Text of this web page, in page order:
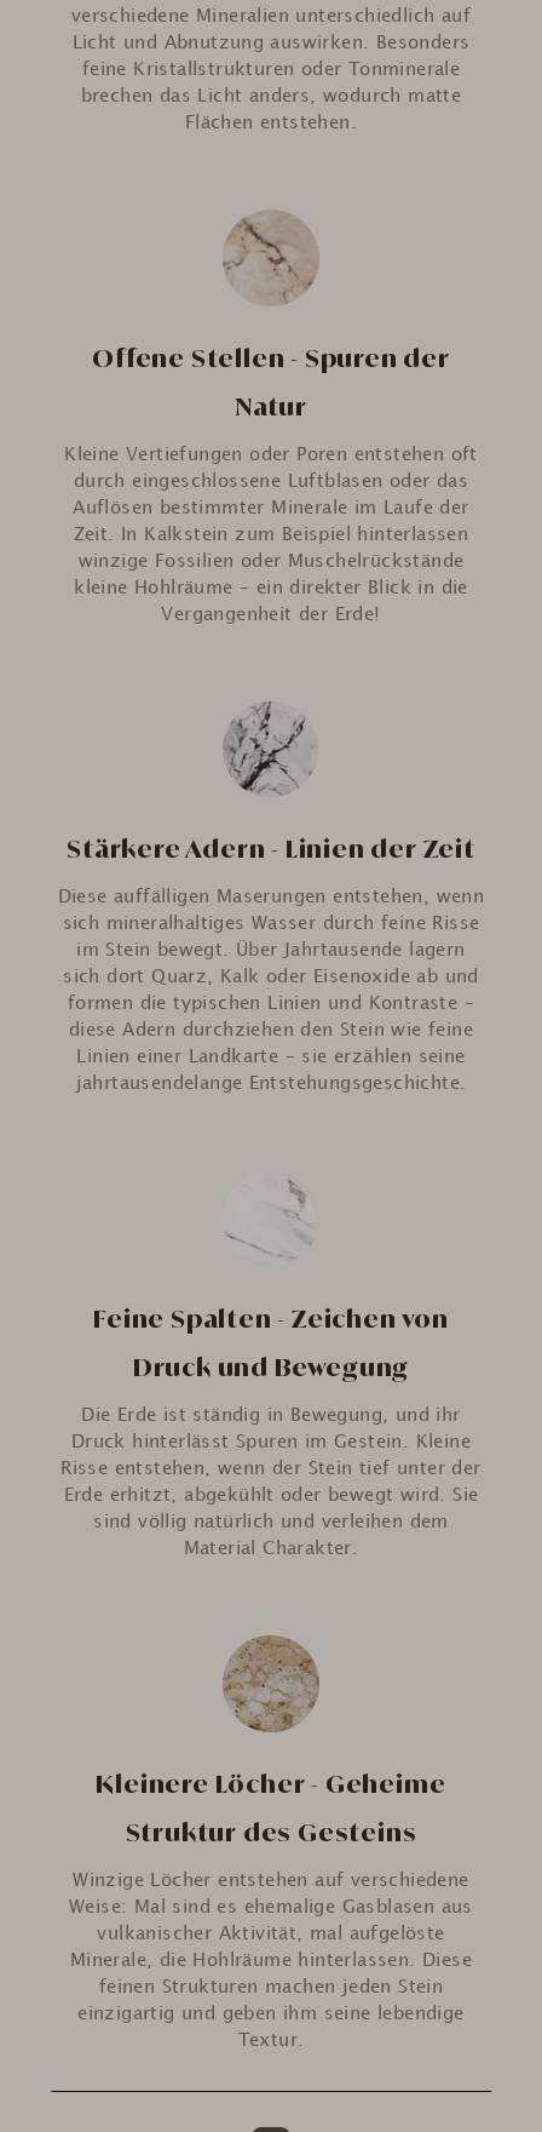
verschiedene Mineralien unterschiedlich auf
Licht und Abnutzung auswirken. Besonders
feine Kristallstrukturen oder Tonminerale
brechen das Licht anders, wodurch matte
Flächen entstehen.
Offene Stellen - Spuren der
Natur
Kleine Vertiefungen oder Poren entstehen oft
durch eingeschlossene Luftblasen oder das
Auflösen bestimmter Minerale im Laufe der
Zeit. In Kalkstein zum Beispiel hinterlassen
winzige Fossilien oder Muschelrückstände
kleine Hohlräume – ein direkter Blick in die
Vergangenheit der Erde!
Stärkere Adern - Linien der Zeit
Diese auffälligen Maserungen entstehen, wenn
sich mineralhaltiges Wasser durch feine Risse
im Stein bewegt. Über Jahrtausende lagern
sich dort Quarz, Kalk oder Eisenoxide ab und
formen die typischen Linien und Kontraste –
diese Adern durchziehen den Stein wie feine
Linien einer Landkarte – sie erzählen seine
jahrtausendelange Entstehungsgeschichte.
Feine Spalten - Zeichen von
Druck und Bewegung
Die Erde ist ständig in Bewegung, und ihr
Druck hinterlässt Spuren im Gestein. Kleine
Risse entstehen, wenn der Stein tief unter der
Erde erhitzt, abgekühlt oder bewegt wird. Sie
sind völlig natürlich und verleihen dem
Material Charakter.
Kleinere Löcher - Geheime
Struktur des Gesteins
Winzige Löcher entstehen auf verschiedene
Weise: Mal sind es ehemalige Gasblasen aus
vulkanischer Aktivität, mal aufgelöste
Minerale, die Hohlräume hinterlassen. Diese
feinen Strukturen machen jeden Stein
einzigartig und geben ihm seine lebendige
Textur.